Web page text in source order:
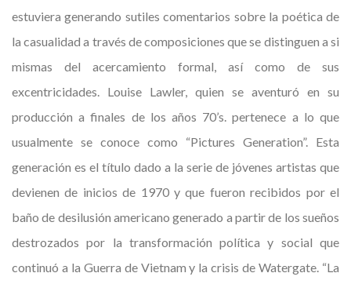
estuviera generando sutiles comentarios sobre la poética de
la casualidad a través de composiciones que se distinguen a si
mismas del acercamiento formal, así como de sus
excentricidades. Louise Lawler, quien se aventuró en su
producción a finales de los años 70’s. pertenece a lo que
usualmente se conoce como “Pictures Generation”. Esta
generación es el título dado a la serie de jóvenes artistas que
devienen de inicios de 1970 y que fueron recibidos por el
baño de desilusión americano generado a partir de los sueños
destrozados por la transformación política y social que
continuó a la Guerra de Vietnam y la crisis de Watergate. “La